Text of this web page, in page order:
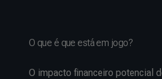
O que é que está em jogo?
O impacto financeiro potencial